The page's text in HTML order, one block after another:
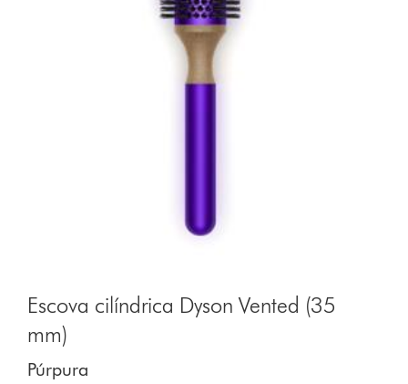
Escova cilíndrica Dyson Vented (35
mm)
Púrpura